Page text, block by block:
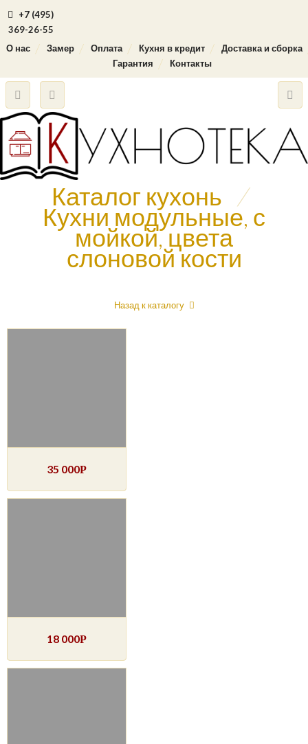
+7 (495)
369-26-55
О нас
Замер Оплата Кухня в кредит
Доставка и сборка
Гарантия
Контакты
Каталог кухонь /
Кухни модульные, с
мойкой, цвета
слоновой кости
Назад к каталогу
35 000Р
18 000Р